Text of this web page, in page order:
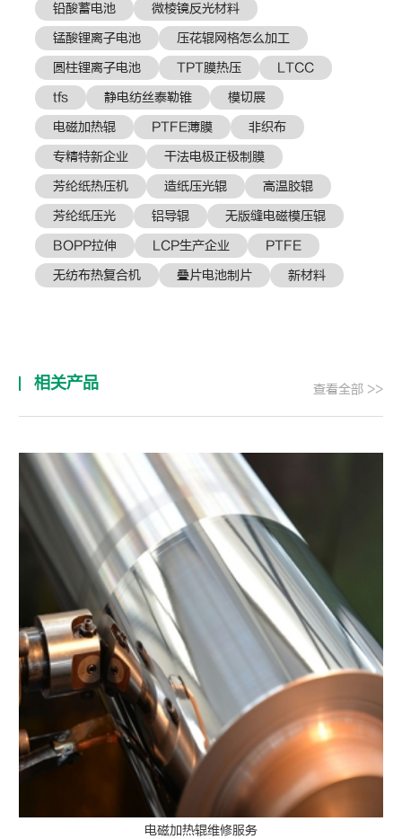
铅酸蓄电池
微棱镜反光材料
锰酸锂离子电池
压花辊网格怎么加工
圆柱锂离子电池
TPT膜热压
LTCC
tfs
静电纺丝泰勒锥
模切展
电磁加热辊
PTFE薄膜
非织布
专精特新企业
干法电极正极制膜
芳纶纸热压机
造纸压光辊
高温胶辊
芳纶纸压光
铝导辊
无版缝电磁模压辊
BOPP拉伸
LCP生产企业
PTFE
无纺布热复合机
叠片电池制片 新材料
相关产品 查看全部 >>
电磁加热辊维修服务